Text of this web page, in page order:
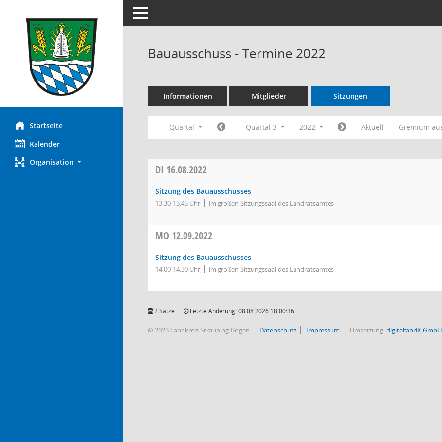
Startseite
Kalender
Organisation
Toggle navigation
Bauausschuss - Termine 2022
Informationen Mitglieder Sitzungen
Quartal Quartal 3 2022 Aktuell Gremium
DI 16.08.2022
Sitzung des Bauausschusses
13:30-13:45 Uhr im großen Sitzungssaal des Landratsamtes
MO 12.09.2022
Sitzung des Bauausschusses
14:00-14:30 Uhr im großen Sitzungssaal des Landratsamtes
2 Sätze Letzte Änderung: 08.08.2026 18:00:36
© 2023 Landkreis Straubing-Bogen Datenschutz Impressum Umsetzung:digitalfabriX GmbH